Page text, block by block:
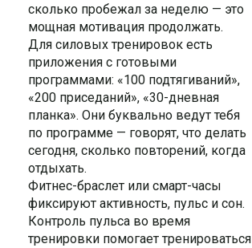
сколько пробежал за неделю — это
мощная мотивация продолжать.
Для силовых тренировок есть
приложения с готовыми
программами: «100 подтягиваний»,
«200 приседаний», «30-дневная
планка». Они буквально ведут тебя
по программе — говорят, что делать
сегодня, сколько повторений, когда
отдыхать.
Фитнес-браслет или смарт-часы
фиксируют активность, пульс и сон.
Контроль пульса во время
тренировки помогает тренироваться